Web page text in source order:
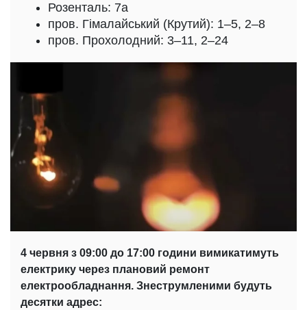
Розенталь: 7а
пров. Гімалайський (Крутий): 1–5, 2–8
пров. Прохолодний: 3–11, 2–24
4 червня з 09:00 до 17:00 години вимикатимуть
електрику через плановий ремонт
електрообладнання. Знеструмленими будуть
десятки адрес: